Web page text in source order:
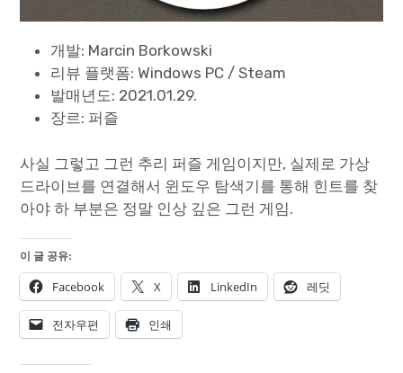
개발: Marcin Borkowski
리뷰 플랫폼: Windows PC / Steam
발매년도: 2021.01.29.
장르: 퍼즐
사실 그렇고 그런 추리 퍼즐 게임이지만, 실제로 가상
드라이브를 연결해서 윈도우 탐색기를 통해 힌트를 찾
아야 하 부분은 정말 인상 깊은 그런 게임.
이 글 공유:
Facebook X LinkedIn 레딧
전자우편 인쇄